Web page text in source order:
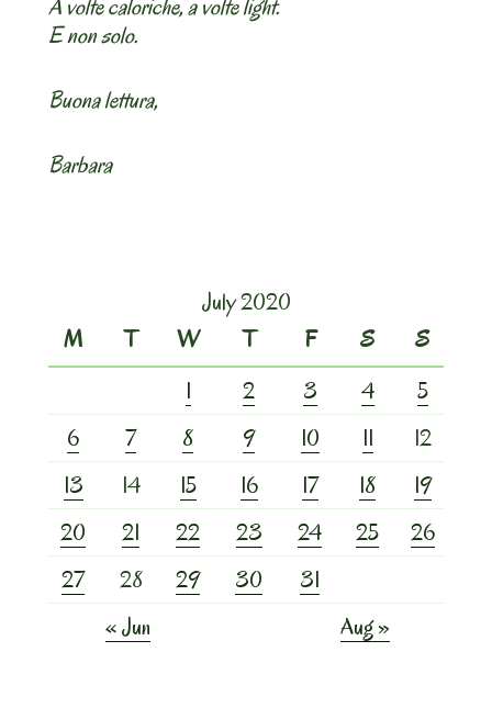
A volte caloriche, a volte light.
E non solo.
Buona lettura,
Barbara
July 2020
M
T W T F S
S
1
2 3 4
5
6
7 8 9 10 11
12
13
14 15 16 17 18
19
20
21 22 23 24 25
26
27
28 29 30
31
« Jun
Aug »